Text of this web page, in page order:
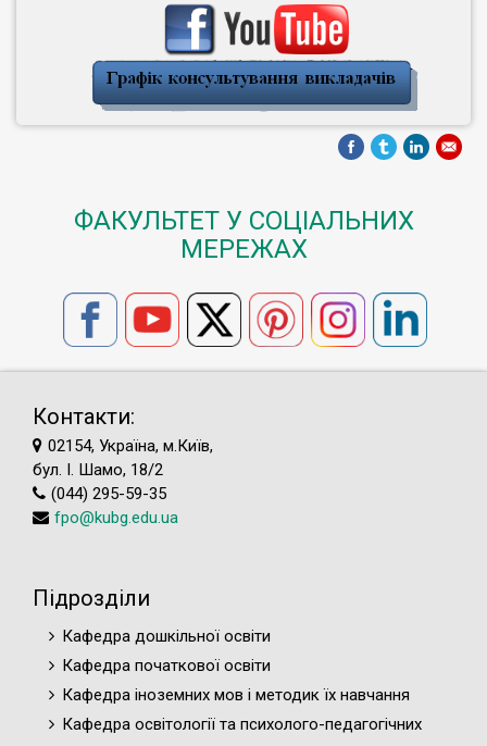
ФАКУЛЬТЕТ У СОЦІАЛЬНИХ
МЕРЕЖАХ
Контакти:
02154, Україна, м.Київ,
бул. І. Шамо, 18/2
(044) 295-59-35
fpo@kubg.edu.ua
Підрозділи
Кафедра дошкільної освіти
Кафедра початкової освіти
Кафедра іноземних мов і методик їх навчання
Кафедра освітології та психолого-педагогічних